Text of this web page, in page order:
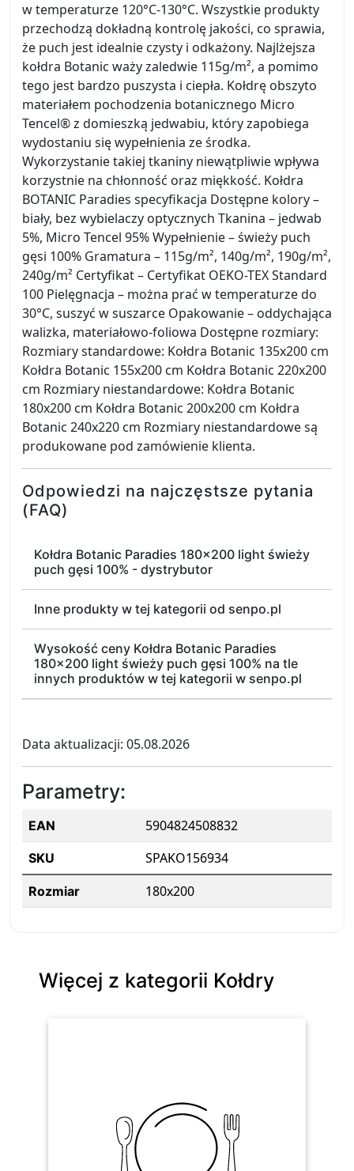
w temperaturze 120°C-130°C. Wszystkie produkty
przechodzą dokładną kontrolę jakości, co sprawia,
że puch jest idealnie czysty i odkażony. Najlżejsza
kołdra Botanic waży zaledwie 115g/m², a pomimo
tego jest bardzo puszysta i ciepła. Kołdrę obszyto
materiałem pochodzenia botanicznego Micro
Tencel® z domieszką jedwabiu, który zapobiega
wydostaniu się wypełnienia ze środka.
Wykorzystanie takiej tkaniny niewątpliwie wpływa
korzystnie na chłonność oraz miękkość. Kołdra
BOTANIC Paradies specyfikacja Dostępne kolory –
biały, bez wybielaczy optycznych Tkanina – jedwab
5%, Micro Tencel 95% Wypełnienie – świeży puch
gęsi 100% Gramatura – 115g/m², 140g/m², 190g/m²,
240g/m² Certyfikat – Certyfikat OEKO-TEX Standard
100 Pielęgnacja – można prać w temperaturze do
30°C, suszyć w suszarce Opakowanie – oddychająca
walizka, materiałowo-foliowa Dostępne rozmiary:
Rozmiary standardowe: Kołdra Botanic 135x200 cm
Kołdra Botanic 155x200 cm Kołdra Botanic 220x200
cm Rozmiary niestandardowe: Kołdra Botanic
180x200 cm Kołdra Botanic 200x200 cm Kołdra
Botanic 240x220 cm Rozmiary niestandardowe są
produkowane pod zamówienie klienta.
Odpowiedzi na najczęstsze pytania
(FAQ)
Kołdra Botanic Paradies 180x200 light świeży
puch gęsi 100% - dystrybutor
Inne produkty w tej kategorii od senpo.pl
Wysokość ceny Kołdra Botanic Paradies
180x200 light świeży puch gęsi 100% na tle
innych produktów w tej kategorii w senpo.pl
Data aktualizacji: 05.08.2026
Parametry:
EAN 5904824508832
SKU SPAKO156934
Rozmiar 180x200
Więcej z kategorii Kołdry